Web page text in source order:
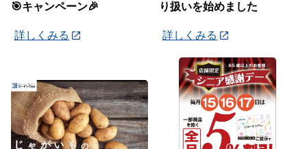
🎯キャンペーン🎉
詳しくみる
り扱いを始めました
詳しくみる